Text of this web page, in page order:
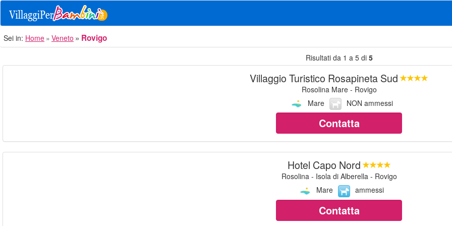
Sei in: Home Veneto Rovigo
Risultati da 1 a 5 di 5
Villaggio Turistico Rosapineta Sud
Rosolina Mare - Rovigo
Mare
NON ammessi
Contatta
Hotel Capo Nord
Rosolina - Isola di Alberella - Rovigo
Mare
ammessi
Contatta